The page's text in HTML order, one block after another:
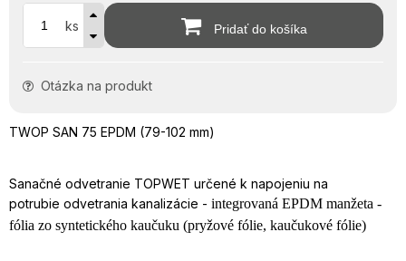
ks Pridať do košíka
Otázka na produkt
TWOP SAN 75 EPDM (79-102 mm)
Sanačné odvetranie TOPWET určené k napojeniu na
potrubie odvetrania kanalizácie - integrovaná EPDM manžeta -
fólia zo syntetického kaučuku (pryžové fólie, kaučukové fólie)